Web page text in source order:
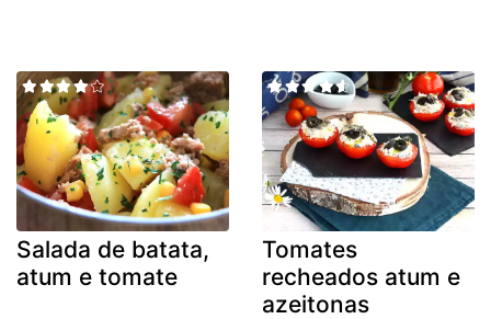
Salada de batata,
atum e tomate
Tomates
recheados atum e
azeitonas